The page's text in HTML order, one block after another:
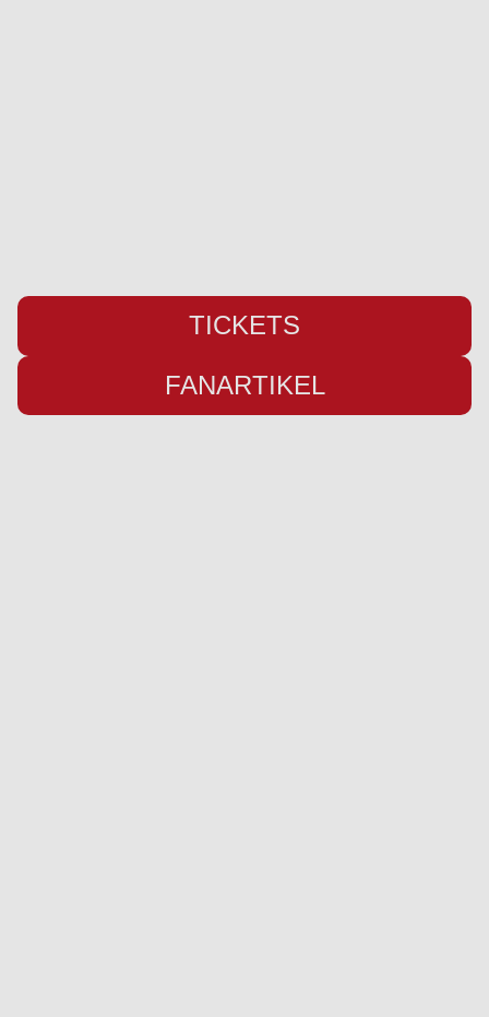
TICKETS
FANARTIKEL